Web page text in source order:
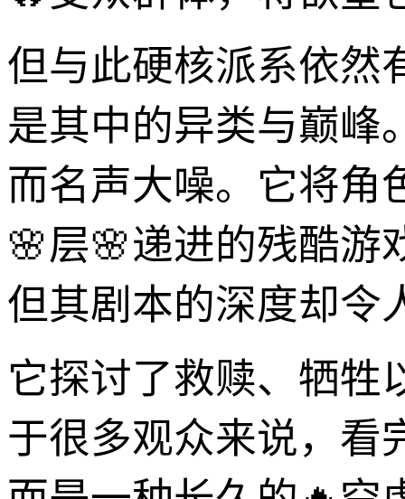
但与此硬核派系依然
是其中的异类与巅峰
而名声大噪。它将角
🌸层🌸递进的残酷游
但其剧本的深度却令
它探讨了救赎、牺牲
于很多观众来说，看